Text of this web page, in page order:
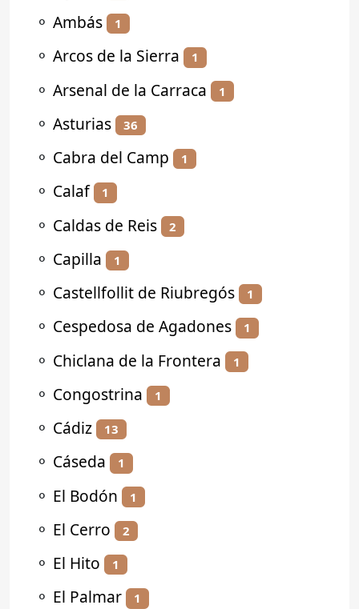
⚬ Ambás 1
⚬ Arcos de la Sierra 1
⚬ Arsenal de la Carraca 1
⚬ Asturias 36
⚬ Cabra del Camp 1
⚬ Calaf 1
⚬ Caldas de Reis 2
⚬ Capilla 1
⚬ Castellfollit de Riubregós 1
⚬ Cespedosa de Agadones 1
⚬ Chiclana de la Frontera 1
⚬ Congostrina 1
⚬ Cádiz 13
⚬ Cáseda 1
⚬ El Bodón 1
⚬ El Cerro 2
⚬ El Hito 1
⚬ El Palmar 1